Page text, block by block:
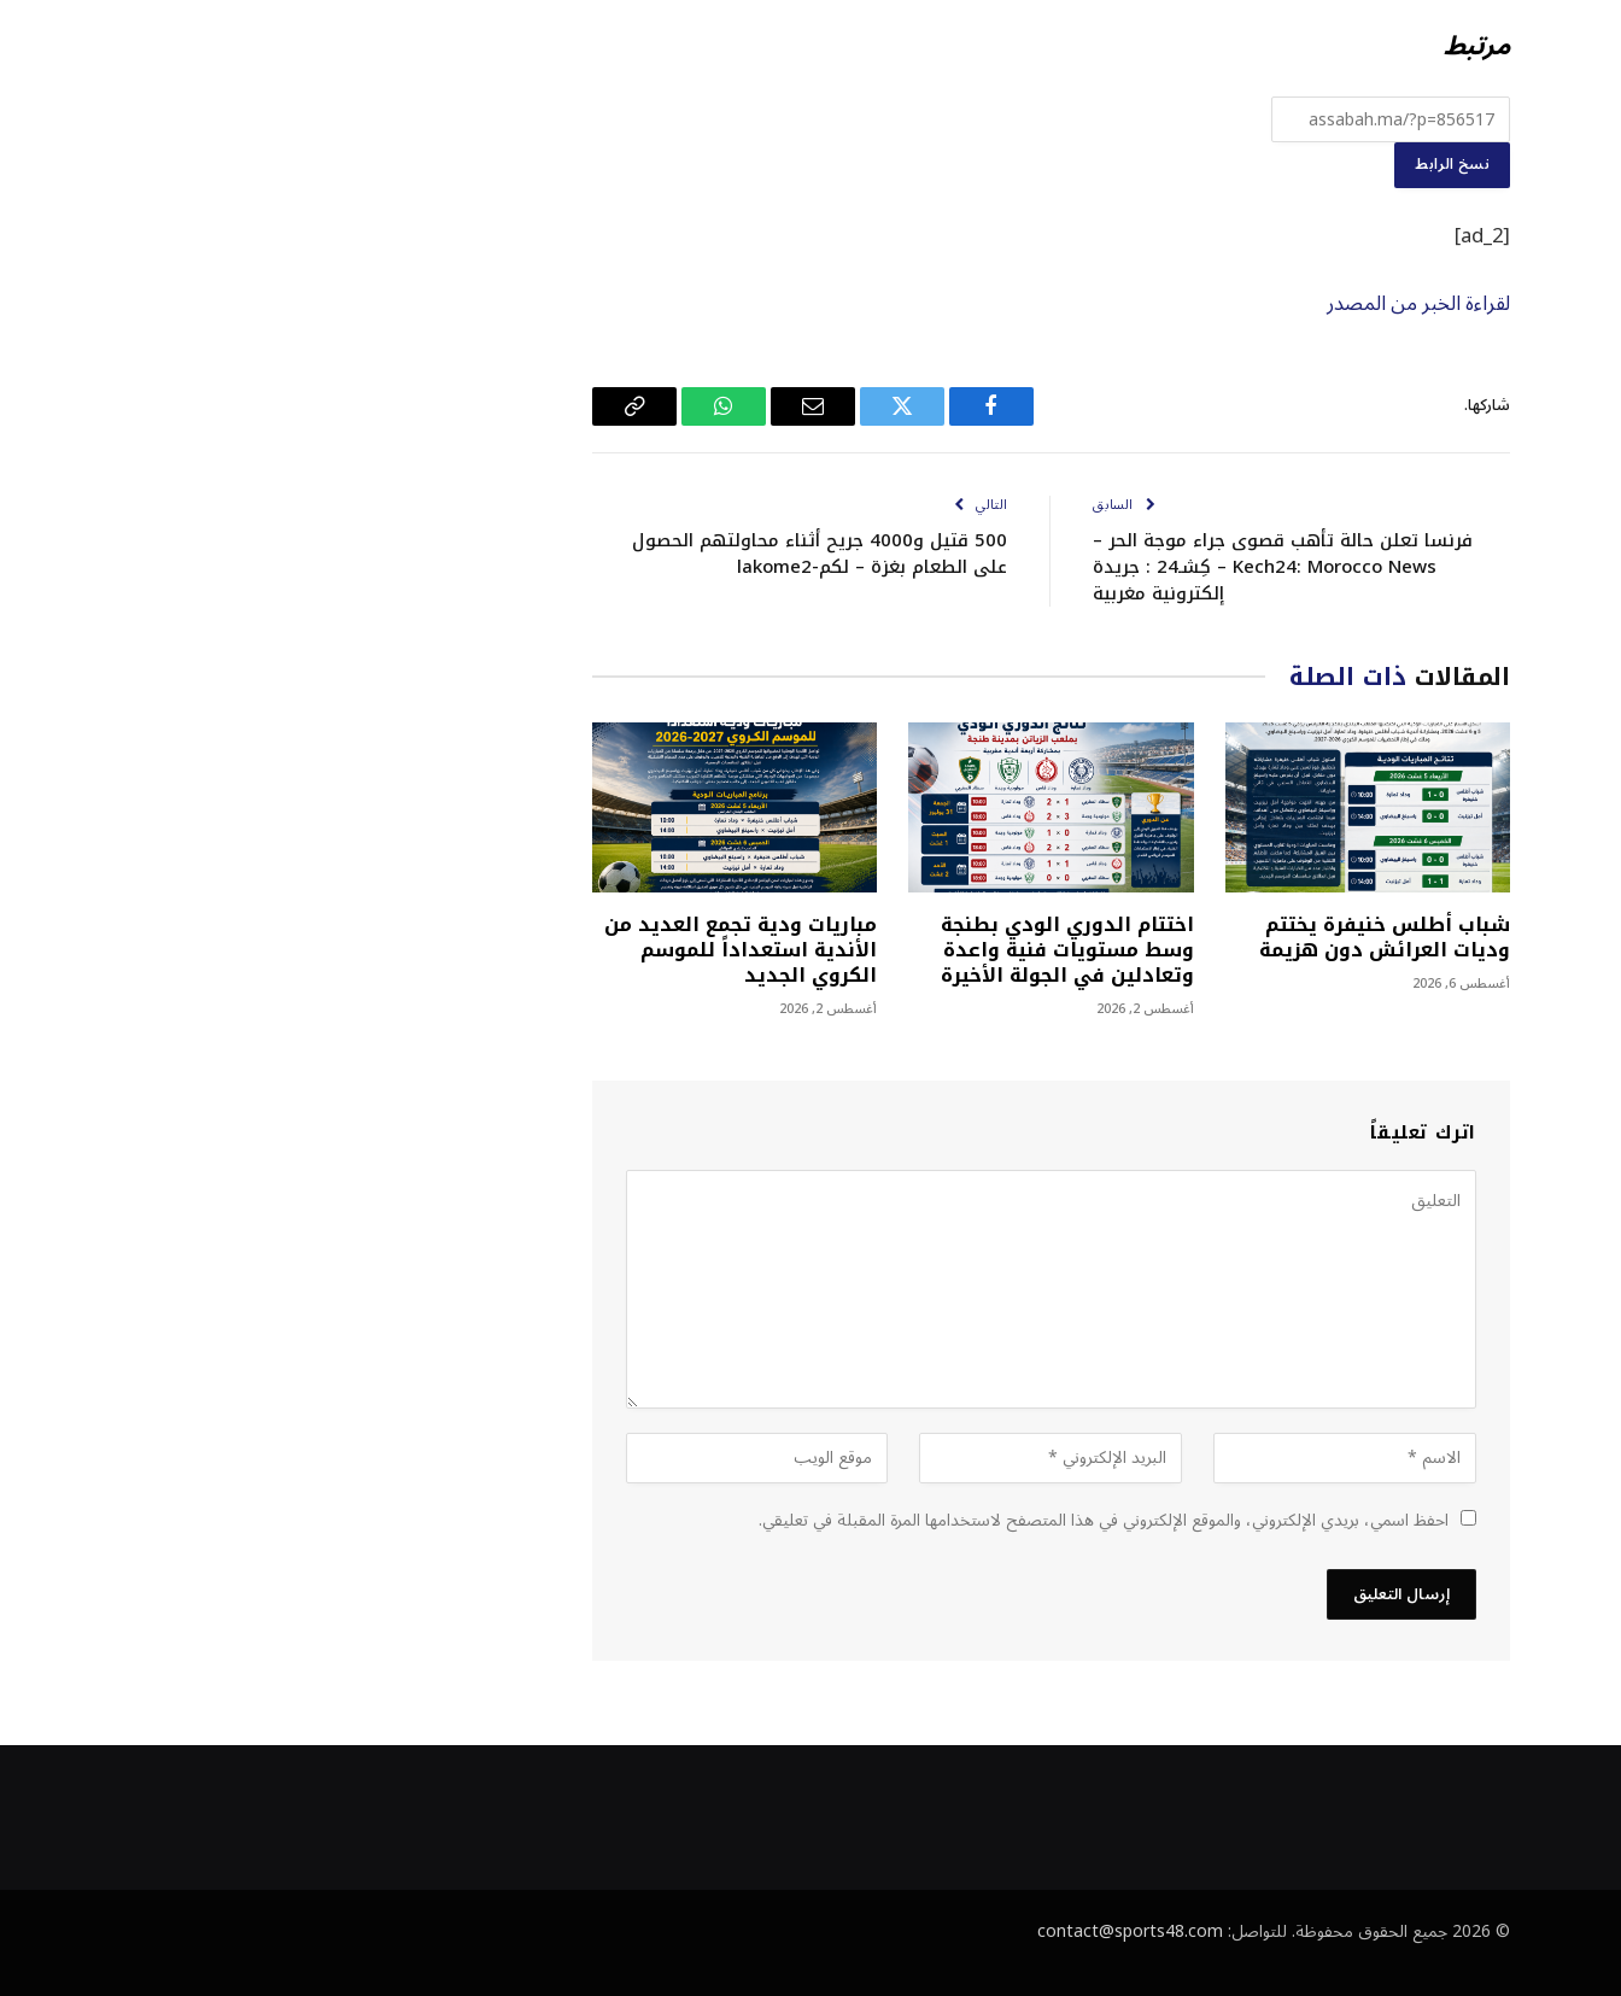
مرتبط
نسخ الرابط
[ad_2]
لقراءة الخبر من المصدر
شاركها.
فيسبوك تويتر
البريد
واتساب
Copy
السابق
فرنسا تعلن حالة تأهب قصوى جراء موجة الحر –
Kech24: Morocco News – كِشـ24 : جريدة
إلكترونية مغربية
التالي
500 قتيل و4000 جريح أثناء محاولتهم الحصول
على الطعام بغزة – لكم-lakome2
المقالات ذات الصلة
شباب أطلس خنيفرة يختتم
وديات العرائش دون هزيمة
أغسطس 6, 2026
اختتام الدوري الودي بطنجة
وسط مستويات فنية واعدة
وتعادلين في الجولة الأخيرة
أغسطس 2, 2026
مباريات ودية تجمع العديد من
الأندية استعداداً للموسم
الكروي الجديد
أغسطس 2, 2026
اترك تعليقاً
احفظ اسمي، بريدي الإلكتروني، والموقع الإلكتروني في هذا المتصفح لاستخدامها المرة المقبلة في تعليقي.
© 2026 جميع الحقوق محفوظة. للتواصل: contact@sports48.com